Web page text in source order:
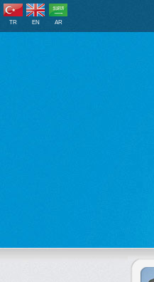
TR EN AR